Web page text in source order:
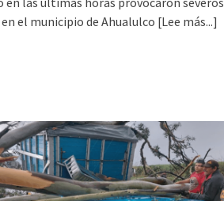
el municipio de Ahualulco [Lee más...]